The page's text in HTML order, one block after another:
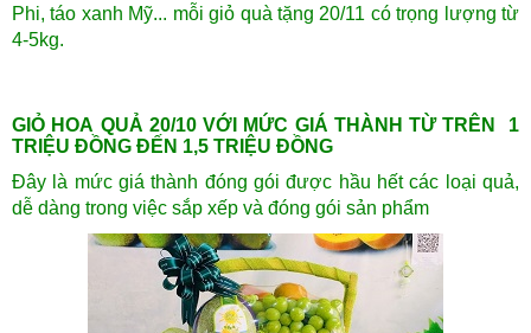
Phi, táo xanh Mỹ... mỗi giỏ quà tặng 20/11 có trọng lượng từ
4-5kg.
GIỎ HOA QUẢ 20/10 VỚI MỨC GIÁ THÀNH TỪ TRÊN 1
TRIỆU ĐỒNG ĐẾN 1,5 TRIỆU ĐỒNG
Đây là mức giá thành đóng gói được hầu hết các loại quả,
dễ dàng trong việc sắp xếp và đóng gói sản phẩm